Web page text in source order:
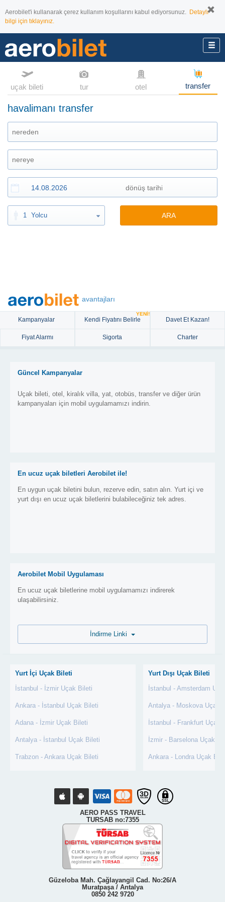
Aerobilet'i kullanarak çerez kullanım koşullarını kabul ediyorsunuz. Detaylı
bilgi için tıklayınız.
uçak bileti tur otel transfer
havalimanı transfer
1 Yolcu ARA
avantajları
Kampanyalar Kendi Fiyatını Belirle
YENİ!
Davet Et Kazan!
Fiyat Alarmı Sigorta Charter
Güncel Kampanyalar
Uçak bileti, otel, kiralık villa, yat, otobüs, transfer ve diğer ürün
kampanyaları için mobil uygulamamızı indirin.
En ucuz uçak biletleri Aerobilet ile!
En uygun uçak biletini bulun, rezerve edin, satın alın. Yurt içi ve
yurt dışı en ucuz uçak biletlerini bulabileceğiniz tek adres.
Aerobilet Mobil Uygulaması
En ucuz uçak biletlerine mobil uygulamamızı indirerek
ulaşabilirsiniz.
Yurt İçi Uçak Bileti
İstanbul - İzmir Uçak Bileti
Ankara - İstanbul Uçak Bileti
Adana - İzmir Uçak Bileti
Antalya - İstanbul Uçak Bileti
Trabzon - Ankara Uçak Bileti
Yurt Dışı Uçak Bileti
İstanbul - Amsterdam
Antalya - Moskova Uçak
İstanbul - Frankfurt Uçak
İzmir - Barselona Uçak
Ankara - Londra Uçak
AERO PASS TRAVEL
TURSAB no:7355
Güzeloba Mah. Çağlayangil Cad. No:26/A
Muratpaşa / Antalya
0850 242 9720